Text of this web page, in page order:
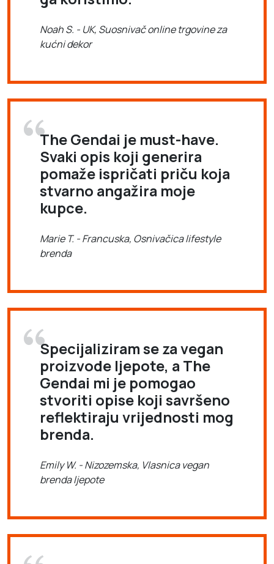
Noah S. - UK, Suosnivač online trgovine za
kućni dekor
The Gendai je must-have.
Svaki opis koji generira
pomaže ispričati priču koja
stvarno angažira moje
kupce.
Marie T. - Francuska, Osnivačica lifestyle
brenda
Specijaliziram se za vegan
proizvode ljepote, a The
Gendai mi je pomogao
stvoriti opise koji savršeno
reflektiraju vrijednosti mog
brenda.
Emily W. - Nizozemska, Vlasnica vegan
brenda ljepote